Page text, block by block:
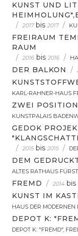
KUNST UND
/ 2017 bis 2017 /
FREIRAUM
RAUM
/ 2016 bis 2016 /
DER BALKON /
KARL-RAHNER-HAUS
ZWEI
KUNSTPALAIS
GEDOK
/ 2015 bis 2015 /
DEM
ALTES RATHAUS
FREMD / 2014 bis
KUNST IM
HAUS DER
DEPOT K:
DEPOT K: "FREMD",